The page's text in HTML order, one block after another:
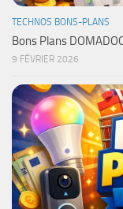
TECHNOS BONS-PLANS
Bons Plans
9 FÉVRIER 2026